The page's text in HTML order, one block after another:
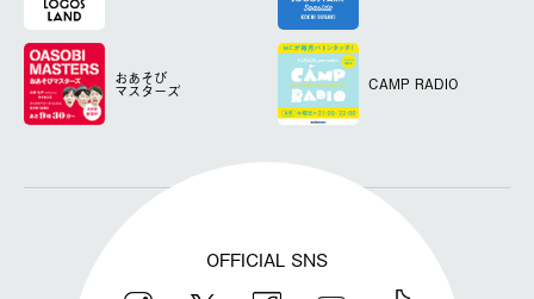
おあそび
マスターズ CAMP RADIO
OFFICIAL SNS